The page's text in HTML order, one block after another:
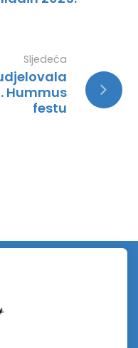
Sljedeća
Hummus
festu